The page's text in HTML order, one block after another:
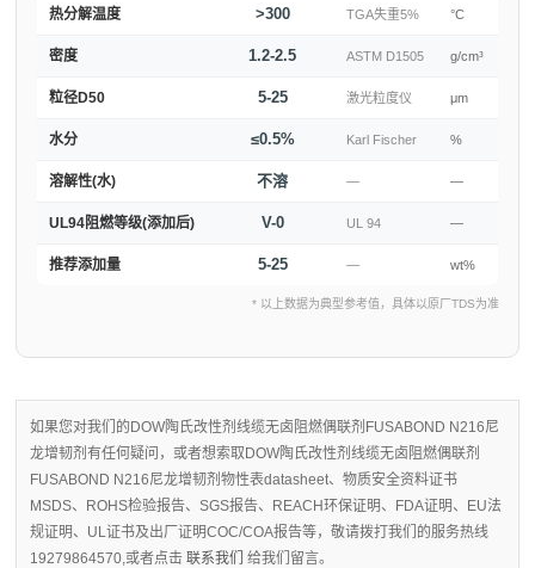
热分解温度 >300 TGA失重5% °C
密度 1.2-2.5 ASTM D1505 g/cm³
粒径D50 5-25 激光粒度仪 μm
水分 ≤0.5% Karl Fischer %
溶解性(水) 不溶 — —
UL94阻燃等级(添加后) V-0 UL 94 —
推荐添加量 5-25 — wt%
* 以上数据为典型参考值，具体以原厂TDS为准
如果您对我们的DOW陶氏改性剂线缆无卤阻燃偶联剂FUSABOND N216尼
龙增韧剂有任何疑问，或者想索取DOW陶氏改性剂线缆无卤阻燃偶联剂
FUSABOND N216尼龙增韧剂物性表datasheet、物质安全资料证书
MSDS、ROHS检验报告、SGS报告、REACH环保证明、FDA证明、EU法
规证明、UL证书及出厂证明COC/COA报告等，敬请拨打我们的服务热线
19279864570,或者点击 联系我们 给我们留言。